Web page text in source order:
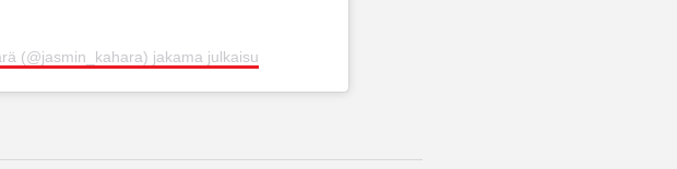
(@jasmin_kahara) jakama julkaisu